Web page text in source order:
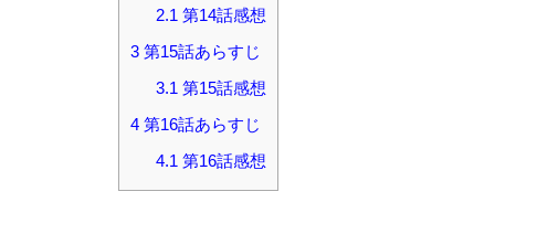
2.1 第14話感想
3 第15話あらすじ
3.1 第15話感想
4 第16話あらすじ
4.1 第16話感想